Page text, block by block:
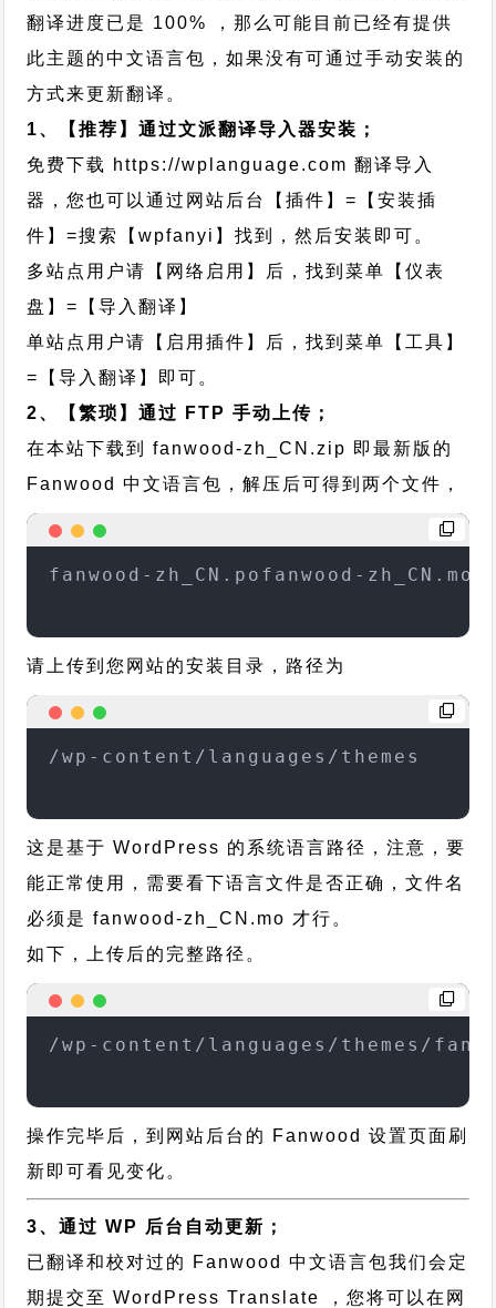
翻译进度已是 100% ，那么可能目前已经有提供
此主题的中文语言包，如果没有可通过手动安装的
方式来更新翻译。
1、【推荐】通过文派翻译导入器安装；
免费下载 https://wplanguage.com 翻译导入
器，您也可以通过网站后台【插件】=【安装插
件】=搜索【wpfanyi】找到，然后安装即可。
多站点用户请【网络启用】后，找到菜单【仪表
盘】=【导入翻译】
单站点用户请【启用插件】后，找到菜单【工具】
=【导入翻译】即可。
2、【繁琐】通过 FTP 手动上传；
在本站下载到fanwood-zh_CN.zip 即最新版的
Fanwood 中文语言包，解压后可得到两个文件，
fanwood-zh_CN.pofanwood-zh_CN.mo
请上传到您网站的安装目录，路径为
/wp-content/languages/themes
这是基于 WordPress 的系统语言路径，注意，要
能正常使用，需要看下语言文件是否正确，文件名
必须是 fanwood-zh_CN.mo 才行。
如下，上传后的完整路径。
/wp-content/languages/themes/
操作完毕后，到网站后台的 Fanwood 设置页面刷
新即可看见变化。
3、通过 WP 后台自动更新；
已翻译和校对过的 Fanwood 中文语言包我们会定
期提交至 WordPress Translate ，您将可以在网